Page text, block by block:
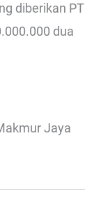
diberikan PT
dua
Jaya